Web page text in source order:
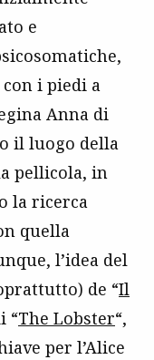
e
i piedi a
Anna di
il luogo della
pellicola, in
la ricerca
quella
l’idea del
de “Il
“The Lobster“,
per l’Alice